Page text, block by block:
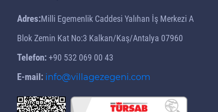
Lüks Villa Önerileri | Villa
Gezegeni Öneriyor
Balayı Villası Önerileri | Villa
Gezegeni Öneriyor
Tatilde Villa Seçenekleri
Muhteşem Tatil İçin Villa
Kiralama Servisi
Adres:Milli Egemenlik Caddesi Yalıhan İş Merkezi A
Blok Zemin Kat No:3 Kalkan/Kaş/Antalya 07960
Telefon: +90 532 069 00 43
E-mail: info@villagezegeni.com